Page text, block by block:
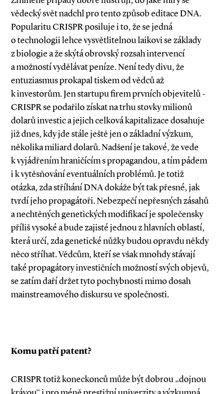
vědecký svět nadchl pro tento způsob editace DNA.
Popularitu CRISPR posiluje i to, že se jedná
o technologii lehce vysvětlitelnou laikovi se základy
z biologie a že skýtá obrovský rozsah intervencí
a možností vydělávat peníze. Není tedy divu, že
entuziasmus prokapal tiskem od vědců až
k investorům. Jen startupu firem prvních objevitelů ­
CRISPR se podařilo získat na trhu stovky milionů
dolarů investic a jejich celková kapitalizace dosahuje
již dnes, kdy jde stále ještě jen o základní výzkum,
několika miliard dolarů. Nadšení je takové, že vede
k vyjádřením hraničícím s propagandou, a tím pádem
i k vytěsňování eventuálních problémů. Je totiž
otázka, zda stříhání DNA dokáže být tak přesné, jak
tvrdí jeho propagátoři. Nebezpečí nepřesných zásahů
a nechtěných genetických modifikací je společensky
příliš vysoké a bude zajisté jednou z hlavních oblastí,
která určí, zda genetické nůžky budou opravdu někdy
něco stříhat. Vědcům, kteří se však mnohdy stávají
také propagátory investičních možností svých objevů,
se zatím daří držet tyto pochybnosti mimo dosah
mainstreamového diskursu ve společnosti.
Komu patří patent?
CRISPR totiž koneckonců může být dobrou „dojnou